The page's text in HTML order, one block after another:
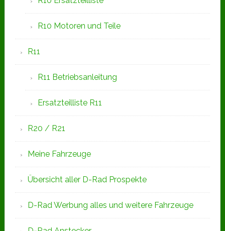
R10 Motoren und Teile
R11
R11 Betriebsanleitung
Ersatzteilliste R11
R20 / R21
Meine Fahrzeuge
Übersicht aller D-Rad Prospekte
D-Rad Werbung alles und weitere Fahrzeuge